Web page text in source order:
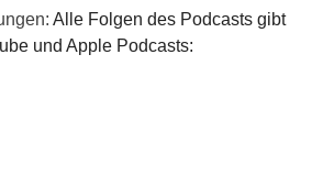
Alle Folgen des Podcasts gibt
und Apple Podcasts: